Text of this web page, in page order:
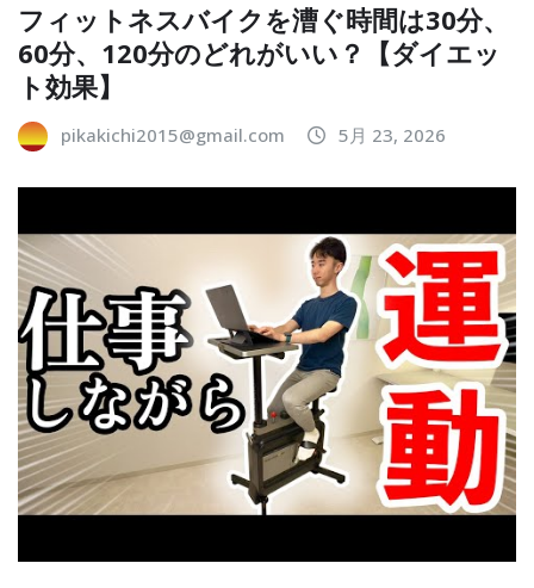
フィットネスバイクを漕ぐ時間は30分、
60分、120分のどれがいい？【ダイエッ
ト効果】
pikakichi2015@gmail.com 5月 23, 2026